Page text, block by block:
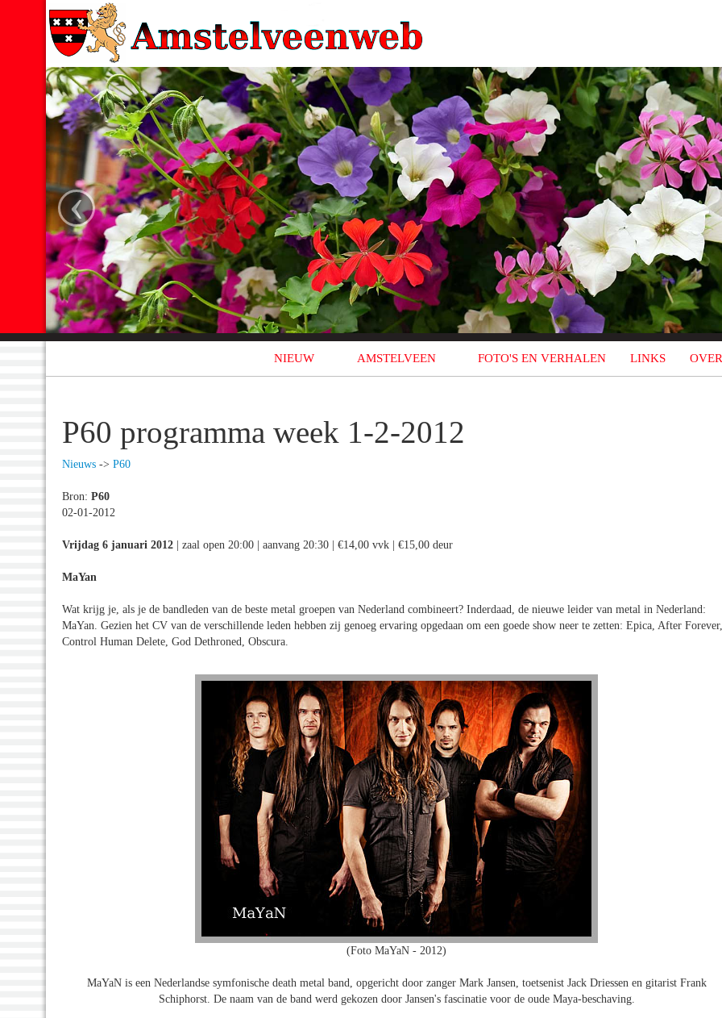
‹
NIEUW AMSTELVEEN FOTO'S EN VERHALEN LINKS
P60 programma week 1-2-2012
Nieuws -> P60
Bron: P60
02-01-2012
Vrijdag 6 januari 2012 | zaal open 20:00 | aanvang 20:30 | €14,00 vvk | €15,00 deur
MaYan
Wat krijg je, als je de bandleden van de beste metal groepen van Nederland combineert? Inderdaad, de nieuwe leider van metal in Nederland:
MaYan. Gezien het CV van de verschillende leden hebben zij genoeg ervaring opgedaan om een goede show neer te zetten: Epica, After Forever,
Control Human Delete, God Dethroned, Obscura.
(Foto MaYaN - 2012)
MaYaN is een Nederlandse symfonische death metal band, opgericht door zanger Mark Jansen, toetsenist Jack Driessen en gitarist Frank
Schiphorst. De naam van de band werd gekozen door Jansen's fascinatie voor de oude Maya-beschaving.